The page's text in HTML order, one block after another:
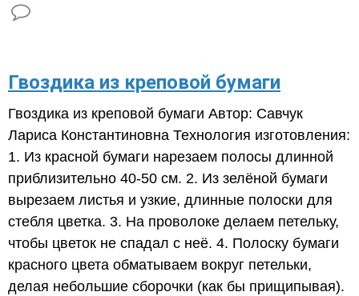
Гвоздика из креповой бумаги
Гвоздика из креповой бумаги Автор: Савчук
Лариса Константиновна Технология изготовления:
1. Из красной бумаги нарезаем полосы длинной
приблизительно 40-50 см. 2. Из зелёной бумаги
вырезаем листья и узкие, длинные полоски для
стебля цветка. 3. На проволоке делаем петельку,
чтобы цветок не спадал с неё. 4. Полоску бумаги
красного цвета обматываем вокруг петельки,
делая небольшие сборочки (как бы прищипывая).